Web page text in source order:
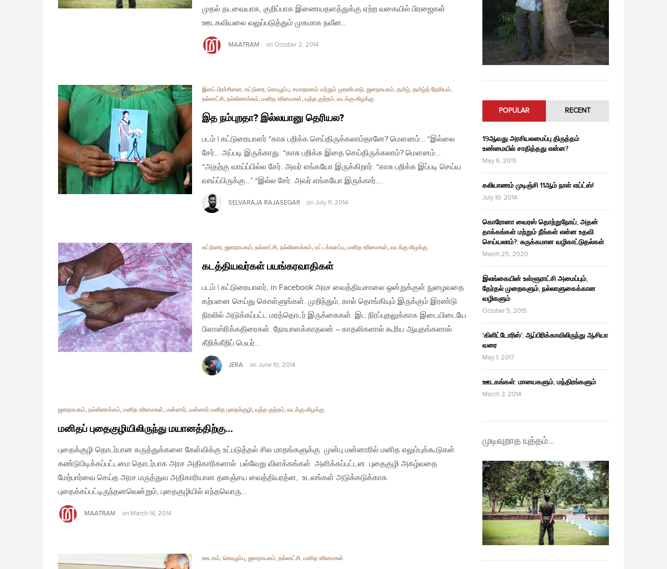
முதல் தடவையாக, குறிப்பாக இணையதளத்துக்கு ஏற்ற வகையில் பிரஜைகள்
ஊடகவியலை வலுப்படுத்தும் முகமாக நவீன…
MAATRAM on October 2, 2014
இனப் பிரச்சினை, கட்டுரை, கொழும்பு, சமாதானம் மற்றும் முரண்பாடு, ஜனநாயகம், தமிழ், தமிழ்த் தேசியம்,
நல்லாட்சி, நல்லிணக்கம், மனித உரிமைகள், யுத்த குற்றம், வடக்கு-கிழக்கு
இத நம்புறதா? இல்லயானு தெரியல?
படம் | கட்டுரையாளர் “காசு பறிக்க செய்திருக்கலாம்தானே? மௌனம்… “இல்லை
சேர்… அப்படி இருக்காது. “காசு பறிக்க இதை செய்திருக்கலாம்? மௌனம்…
“அதற்கு வாய்ப்பில்ல சேர். அவர் எங்கயோ இருக்கிறார். “காசு பறிக்க இப்படி செய்ய
வாய்ப்பிருக்கு…” “இல்ல சேர். அவர் எங்கயோ இருக்கார்….
SELVARAJA RAJASEGAR on July 11, 2014
கட்டுரை, ஜனநாயகம், நல்லாட்சி, நல்லிணக்கம், மட்டக்களப்பு, மனித உரிமைகள், வடக்கு-கிழக்கு
கடத்தியவர்கள் பயங்கரவாதிகள்
படம் | கட்டுரையாளர், in Facebook அரச வைத்தியசாலை ஒன்றுக்குள் நுழைவதை
கற்பனை செய்து கொள்ளுங்கள். முறிந்தும், கால் தொங்கியும் இருக்கும் இரண்டு
நிரலில் அடுக்கப்பட்ட மரத்தொடர் இருக்கைகள். இட நிரப்புதலுக்காக இடையிடையே
பிளாஸ்ரிக்கதிரைகள். நோயாளக்காதலன் – காதலிகளால் கூரிய ஆயுதங்களால்
கீறிக்கீறிப் பெயர்…
JERA on June 10, 2014
ஜனநாயகம், நல்லிணக்கம், மனித உரிமைகள், மன்னார், மன்னார் மனித புதைக்குழி, யுத்த குற்றம், வடக்கு-கிழக்கு
மனிதப் புதைகுழியிலிருந்து மயானத்திற்கு…
புதைக்குழி தொடர்பான கருத்துக்களை கேள்விக்கு உட்படுத்தல் சில மாதங்களுக்கு முன்பு மன்னாரில் மனித எலும்புக்கூடுகள்
கண்டுபிடிக்கப்பட்டமை தொடர்பாக அரச அதிகாரிகளால் பல்வேறு விளக்கங்கள் அளிக்கப்பட்டன. புதைகுழி அகழ்வதை
மேற்பார்வை செய்த அரச மருத்துவ அதிகாரியான தனஞ்சய வைத்தியரத்ன, உடலங்கள் அடுக்கடுக்காக
புதைக்கப்பட்டிருந்தனவென்றும், புதைகுழியில் எந்தவொரு…
MAATRAM on March 14, 2014
ஊடகம், கொழும்பு, ஜனநாயகம், நல்லாட்சி, மனித உரிமைகள்
POPULAR RECENT
19ஆவது அரசியலமைப்பு திருத்தம்
உண்மையில் சாதித்தது என்ன?
May 6, 2015
கலியாணம் முடிஞ்சி 11ஆம் நாள் எய்ட்ஸ்!
July 10, 2014
கொரோனா வைரஸ் தொற்றுநோய், அதன்
தாக்கங்கள் மற்றும் நீங்கள் என்ன உதவி
செய்யலாம்?: சுருக்கமான வழிகாட்டுதல்கள்
March 25, 2020
இலங்கையின் உள்ளூராட்சி அமைப்பும்,
தேர்தல் முறைகளும், நல்லாளுகைக்கான
வழிகளும்
October 5, 2015
‘கிளிட்டோரிஸ்’: ஆப்பிரிக்காவிலிருந்து ஆசியா
வரை
May 1, 2017
ஊடகங்கள்: மாயைகளும், மந்திரங்களும்
March 3, 2014
முடிவுறாத யுத்தம்…